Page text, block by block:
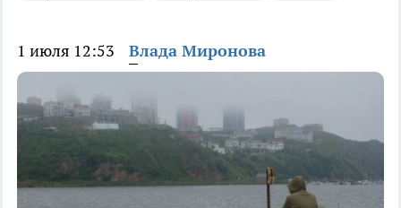
1 июля 12:53 Влада Миронова